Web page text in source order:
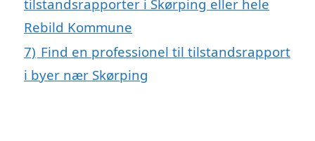
tilstandsrapporter i Skørping eller hele
Rebild Kommune
7) Find en professionel til tilstandsrapport
i byer nær Skørping